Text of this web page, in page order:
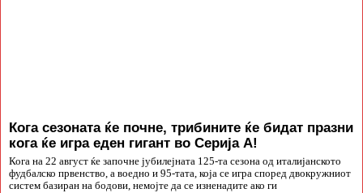
Кога сезоната ќе почне, трибините ќе бидат празни
кога ќе игра еден гигант во Серија А!
Кога на 22 август ќе започне јубилејната 125-та сезона од италијанското
фудбалско првенство, а воедно и 95-тата, која се игра според двокружниот
систем базиран на бодови, немојте да се изненадите ако ги